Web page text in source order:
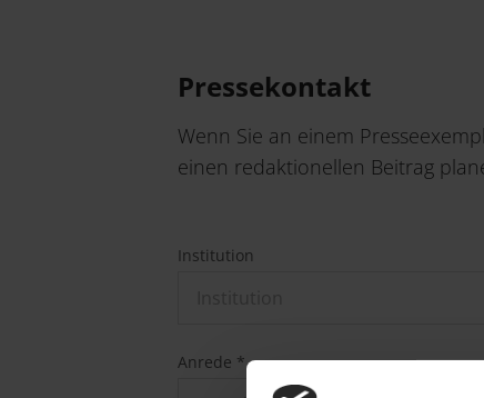
Pressekontakt
Wenn Sie an einem
einen redaktionellen Beitrag
Institution
Anrede *